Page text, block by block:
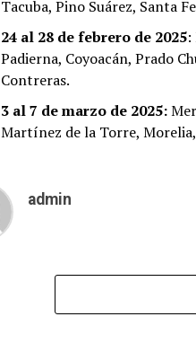
Tacuba, Pino Suárez, Santa
24 al 28 de febrero de 2025
Padierna, Coyoacán, Prado
Contreras.
3 al 7 de marzo de 2025:
Martínez de la Torre,
admin